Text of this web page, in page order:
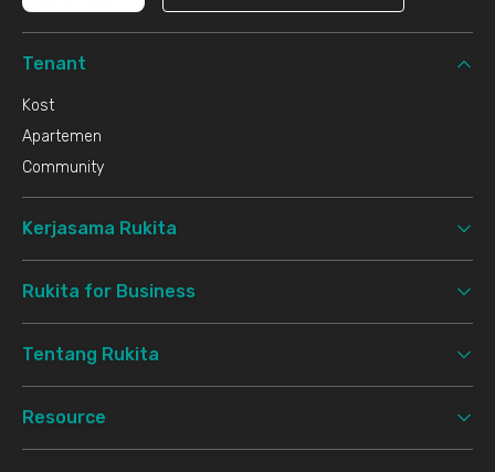
Tenant
Kost
Apartemen
Community
Kerjasama Rukita
Rukita for Business
Tentang Rukita
Resource